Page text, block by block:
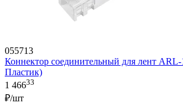
055713
Коннектор соединительный для лент
Пластик)
1 46633
₽/шт